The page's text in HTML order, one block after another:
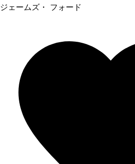
ジェームズ・ フォード